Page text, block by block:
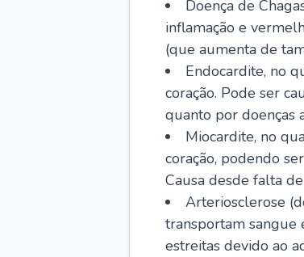
Doença de
inflamação e
(que aumenta de
Endocardite, no
coração. Pode ser
quanto por doenças
Miocardite, no
coração, podendo
Causa desde falta
Arteriosclerose
transportam sangue
estreitas devido ao